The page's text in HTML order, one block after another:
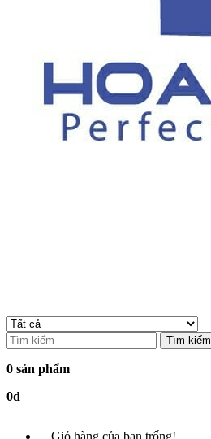
Tìm kiếm
0 sản phẩm
0đ
Giỏ hàng của bạn trống!